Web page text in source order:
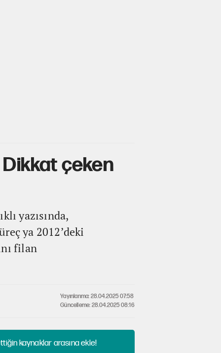
Dikkat çeken
yazısında,
ya 2012’deki
filan
Yayınlanma: 28.04.2025 07:58
Güncelleme: 28.04.2025 08:16
kaynaklar arasına ekle!